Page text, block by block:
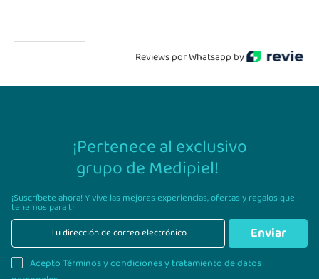
Reviews por Whatsapp by
¡Pertenece al exclusivo
grupo de Medipiel!
¡Suscríbete ahora! Y vive las mejores experiencias,ofertas y regalos que
tenemos para ti
Enviar
Acepto Términos y condiciones y tratamiento de datos